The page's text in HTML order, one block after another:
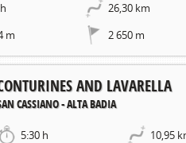
26,30 km
m
2 650 m
AND LAVARELLA
CASSIANO - ALTA BADIA
5:30 h
10,95